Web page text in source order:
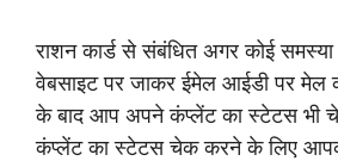
राशन कार्ड से संबंधित अगर कोई
वेबसाइट पर जाकर ईमेल आईडी पर
के बाद आप अपने कंप्लेंट का स्टेटस
कंप्लेंट का स्टेटस चेक करने के लिए